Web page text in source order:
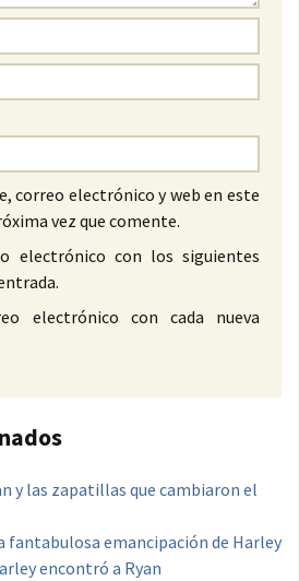
correo electrónico y web en este
vez que comente.
electrónico con los siguientes
electrónico con cada nueva
y las zapatillas que cambiaron el
fantabulosa emancipación de Harley
encontró a Ryan